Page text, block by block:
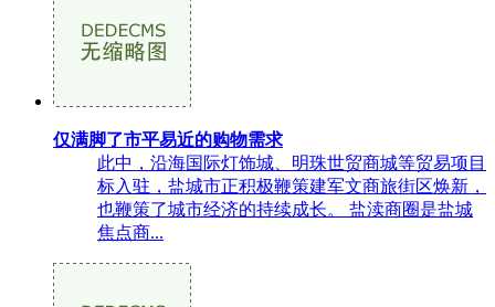
仅满脚了市平易近的购物需求
此中，沿海国际灯饰城、明珠世贸商城等贸易项目
标入驻，盐城市正积极鞭策建军文商旅街区焕新，
也鞭策了城市经济的持续成长。 盐渎商圈是盐城
焦点商...